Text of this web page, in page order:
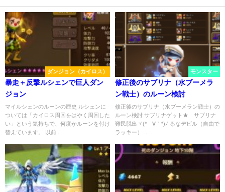
ダンジョン（カイロス）
暴走＋反撃ルシェンで巨人ダン
ジョン
マイルシェンのルーンの歴史 ルシェンに
ついては「カイロス周回をはやく周回した
い」という気持ちで、何度かルーンを付け
替えています。 以前...
モンスター
修正後のサブリナ（水ブーメラ
ン戦士）のルーン検討
修正後のサブリナ（水ブーメラン戦士）の
ルーン検討 サブリナゲット★ サブリナ
難民脱出ヾ(*´∀｀*)ﾉ るなデビル（自由で
ラッキー） ...